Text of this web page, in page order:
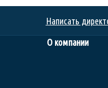
Написать
О компании